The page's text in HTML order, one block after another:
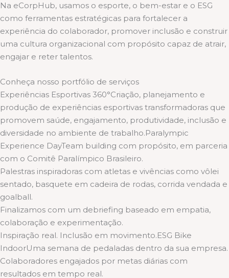
Na eCorpHub, usamos o esporte, o bem-estar e o ESG
como ferramentas estratégicas para fortalecer a
experiência do colaborador, promover inclusão e construir
uma cultura organizacional com propósito capaz de atrair,
engajar e reter talentos.
Conheça nosso portfólio de serviços
Experiências Esportivas 360°Criação, planejamento e
produção de experiências esportivas transformadoras que
promovem saúde, engajamento, produtividade, inclusão e
diversidade no ambiente de trabalho.Paralympic
Experience DayTeam building com propósito, em parceria
com o Comitê Paralímpico Brasileiro.
Palestras inspiradoras com atletas e vivências como vôlei
sentado, basquete em cadeira de rodas, corrida vendada e
goalball.
Finalizamos com um debriefing baseado em empatia,
colaboração e experimentação.
Inspiração real. Inclusão em movimento.ESG Bike
IndoorUma semana de pedaladas dentro da sua empresa.
Colaboradores engajados por metas diárias com
resultados em tempo real.